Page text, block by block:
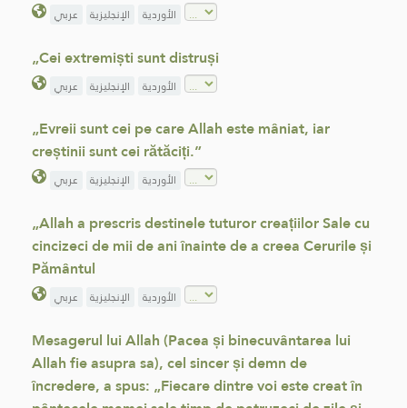
عربي الإنجليزية الأوردية
„Cei extremiști sunt distruși
عربي الإنجليزية الأوردية
„Evreii sunt cei pe care Allah este mâniat, iar
creștinii sunt cei rătăciți.”
عربي الإنجليزية الأوردية
„Allah a prescris destinele tuturor creațiilor Sale cu
cincizeci de mii de ani înainte de a creea Cerurile și
Pământul
عربي الإنجليزية الأوردية
Mesagerul lui Allah (Pacea și binecuvântarea lui
Allah fie asupra sa), cel sincer și demn de
încredere, a spus: „Fiecare dintre voi este creat în